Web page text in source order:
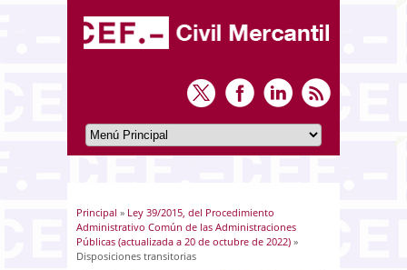
Usted está aquí
Principal » Ley 39/2015, del Procedimiento
Administrativo Común de las Administraciones
Públicas (actualizada a 20 de octubre de 2022) »
Disposiciones transitorias